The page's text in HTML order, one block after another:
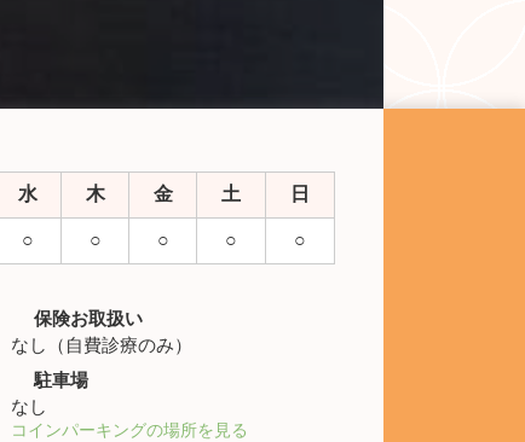
水 木 金 土 日
○ ○ ○ ○ ○
保険お取扱い
なし（自費診療のみ）
駐車場
なし
コインパーキングの場所を見る